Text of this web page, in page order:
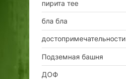
пирита тее
бла бла
достопримечательности
Подземная башня
ДОФ